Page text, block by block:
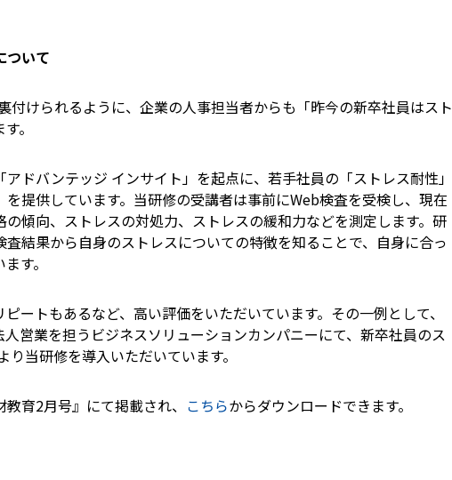
ついて
けられるように、企業の人事担当者からも「昨今の新卒社員はスト
。
ドバンテッジ インサイト」を起点に、若手社員の「ストレス耐性」
提供しています。当研修の受講者は事前にWeb検査を受検し、現在
傾向、ストレスの対処力、ストレスの緩和力などを測定します。研
結果から自身のストレスについての特徴を知ることで、自身に合っ
す。
ートもあるなど、高い評価をいただいています。その一例として、
営業を担うビジネスソリューションカンパニーにて、新卒社員のス
当研修を導入いただいています。
育2月号』にて掲載され、 こちらからダウンロードできます。